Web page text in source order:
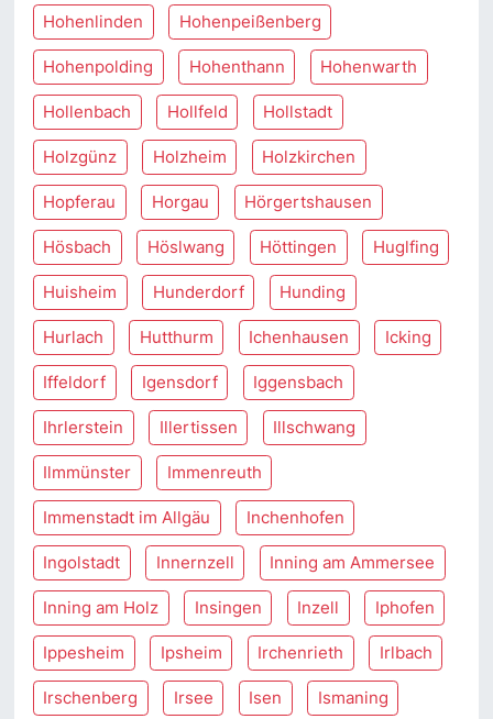
Hohenlinden Hohenpeißenberg
Hohenpolding Hohenthann Hohenwarth
Hollenbach Hollfeld Hollstadt
Holzgünz Holzheim Holzkirchen
Hopferau Horgau Hörgertshausen
Hösbach Höslwang Höttingen Huglfing
Huisheim Hunderdorf Hunding
Hurlach Hutthurm Ichenhausen Icking
Iffeldorf Igensdorf Iggensbach
Ihrlerstein Illertissen Illschwang
Ilmmünster Immenreuth
Immenstadt im Allgäu Inchenhofen
Ingolstadt Innernzell Inning am Ammersee
Inning am Holz Insingen Inzell Iphofen
Ippesheim Ipsheim Irchenrieth Irlbach
Irschenberg Irsee Isen Ismaning